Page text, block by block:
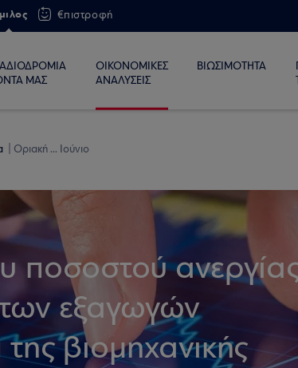
€πιστροφή
ΜΑΣ
ΟΙΚΟΝΟΜΙΚΕΣ
ΑΝΑΛΥΣΕΙΣ
ΒΙΩΣΙΜΟΤΗΤΑ
Οριακή ... Ιούνιο
ποσοστού
των εξαγωγών
βιομηχανικής